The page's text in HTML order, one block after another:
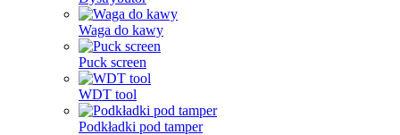
Waga do kawy
Puck screen
WDT tool
Podkładki pod tamper